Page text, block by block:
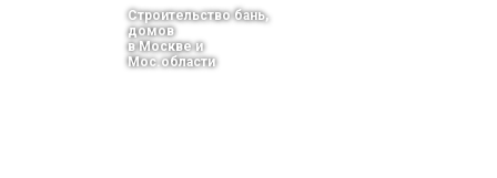
Строительство бань,
домов
в Москве и
Мос.области